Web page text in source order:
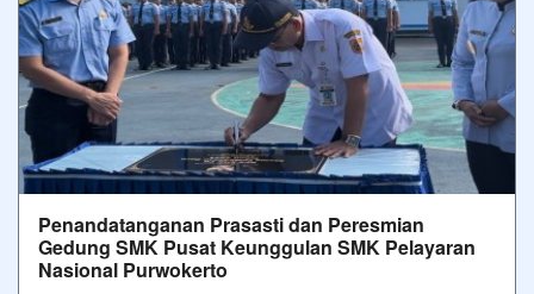
Penandatanganan Prasasti dan Peresmian
Gedung SMK Pusat Keunggulan SMK Pelayaran
Nasional Purwokerto